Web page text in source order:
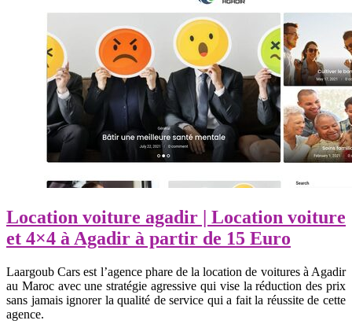
Location voiture agadir | Location voiture
et 4×4 à Agadir à partir de 15 Euro
Laargoub Cars est l’agence phare de la location de voitures à Agadir
au Maroc avec une stratégie agressive qui vise la réduction des prix
sans jamais ignorer la qualité de service qui a fait la réussite de cette
agence.